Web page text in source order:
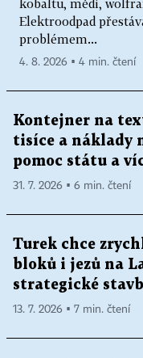
kobaltu, mědi,
Elektroodpad
problémem...
4. 8. 2026 ▪ 4 min. čtení
Kontejner na
tisíce a náklady
pomoc státu a
31. 7. 2026 ▪ 6 min. čtení
Turek chce
bloků i jezů na
strategické
13. 7. 2026 ▪ 7 min. čtení